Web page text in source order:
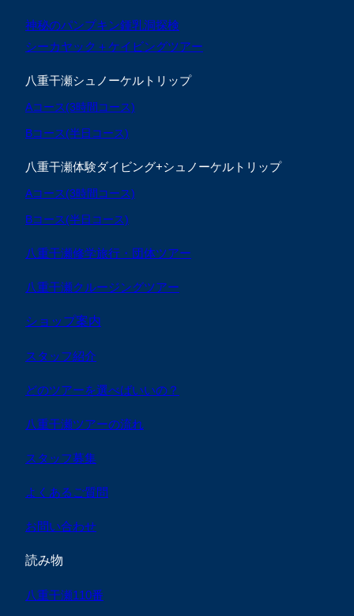
神秘のパンプキン鍾乳洞探検
シーカヤック＋ケイビングツアー
八重干瀬シュノーケルトリップ
Aコース(3時間コース)
Bコース(半日コース)
八重干瀬体験ダイビング+シュノーケルトリップ
Aコース(3時間コース)
Bコース(半日コース)
八重干瀬修学旅行・団体ツアー
八重干瀬クルージングツアー
ショップ案内
スタッフ紹介
どのツアーを選べばいいの？
八重干瀬ツアーの流れ
スタッフ募集
よくあるご質問
お問い合わせ
読み物
八重干瀬110番